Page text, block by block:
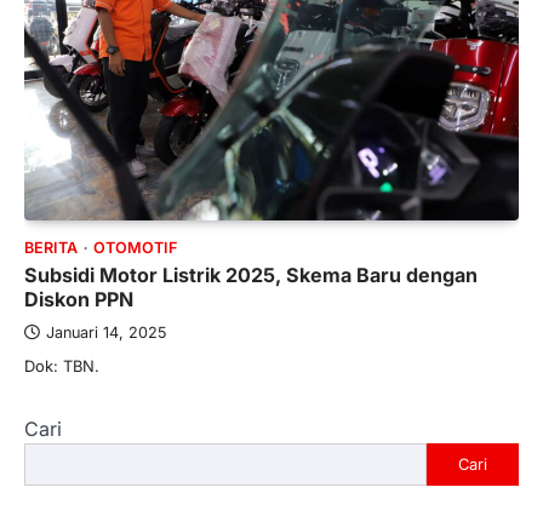
BERITA OTOMOTIF
Subsidi Motor Listrik 2025, Skema Baru dengan
Diskon PPN
Januari 14, 2025
Dok: TBN.
Cari
Cari